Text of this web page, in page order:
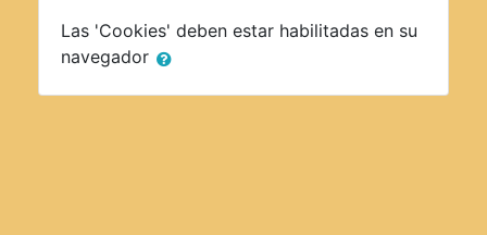
Las 'Cookies' deben estar habilitadas en su
navegador